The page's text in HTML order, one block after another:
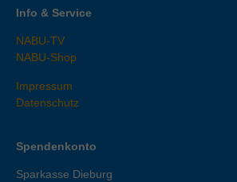
Info & Service
NABU-TV
NABU-Shop
Impressum
Datenschutz
Spendenkonto
Sparkasse Dieburg